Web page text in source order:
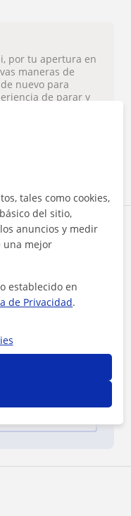
por tu apertura en
maneras de
nuevo para
de parar y
de Pilar?
tales como cookies,
del sitio,
anuncios y medir
una mejor
establecido en
de Privacidad.